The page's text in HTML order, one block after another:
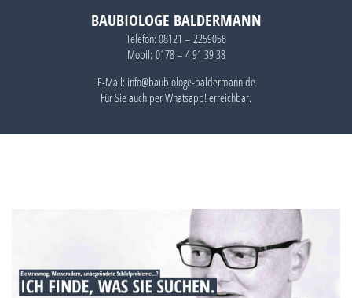
BAUBIOLOGE BALDERMANN
Telefon: 08121 – 2259056
Mobil: 0178 – 4 91 39 38
E-Mail: info@baubiologe-baldermann.de
Für Sie auch perWhatsapp!erreichbar.